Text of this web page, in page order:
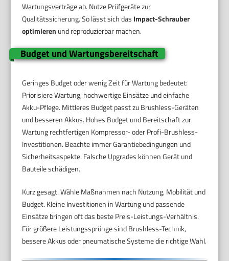
Wartungsverträge ab. Nutze Prüfgeräte zur
Qualitätssicherung. So lässt sich das Impact-Schrauber
optimieren und reproduzierbar machen.
Budget und Wartungsbereitschaft
Geringes Budget oder wenig Zeit für Wartung bedeutet:
Priorisiere Wartung, hochwertige Einsätze und einfache
Akku-Pflege. Mittleres Budget passt zu Brushless-Geräten
und besseren Akkus. Hohes Budget und Bereitschaft zur
Wartung rechtfertigen Kompressor- oder Profi-Brushless-
Investitionen. Beachte immer Garantiebedingungen und
Sicherheitsaspekte. Falsche Upgrades können Gerät und
Bauteile schädigen.
Kurz gesagt. Wähle Maßnahmen nach Nutzung, Mobilität und
Budget. Kleine Investitionen in Wartung und passende
Einsätze bringen oft das beste Preis-Leistungs-Verhältnis.
Für größere Leistungssprünge sind Brushless-Technik,
bessere Akkus oder pneumatische Systeme die richtige Wahl.